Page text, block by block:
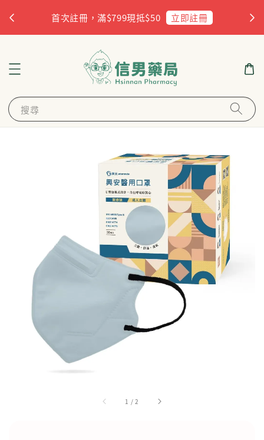
首次註冊，滿$799現抵$50 立即註冊
搜尋
1 /2